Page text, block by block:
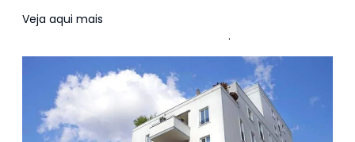
Veja aqui mais
.